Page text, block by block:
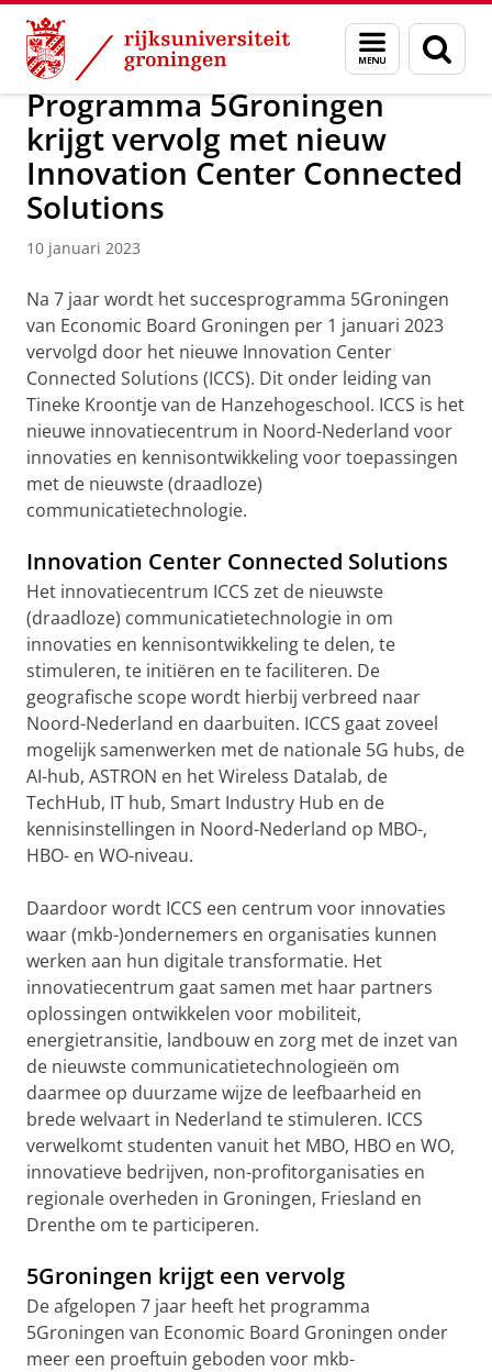
Skip
Content
Skip
Navigation
Menu
en
zoeken
Maatschappij/bedrijven Actueel
Programma 5Groningen
krijgt vervolg met nieuw
Innovation Center Connected
Solutions
10 januari 2023
Na 7 jaar wordt het succesprogramma 5Groningen
van Economic Board Groningen per 1 januari 2023
vervolgd door het nieuwe Innovation Center
Connected Solutions (ICCS). Dit onder leiding van
Tineke Kroontje van de Hanzehogeschool. ICCS is het
nieuwe innovatiecentrum in Noord-Nederland voor
innovaties en kennisontwikkeling voor toepassingen
met de nieuwste (draadloze)
communicatietechnologie.
Innovation Center Connected Solutions
Het innovatiecentrum ICCS zet de nieuwste
(draadloze) communicatietechnologie in om
innovaties en kennisontwikkeling te delen, te
stimuleren, te initiëren en te faciliteren. De
geografische scope wordt hierbij verbreed naar
Noord-Nederland en daarbuiten. ICCS gaat zoveel
mogelijk samenwerken met de nationale 5G hubs, de
AI-hub, ASTRON en het Wireless Datalab, de
TechHub, IT hub, Smart Industry Hub en de
kennisinstellingen in Noord-Nederland op MBO-,
HBO- en WO-niveau.
Daardoor wordt ICCS een centrum voor innovaties
waar (mkb-)ondernemers en organisaties kunnen
werken aan hun digitale transformatie. Het
innovatiecentrum gaat samen met haar partners
oplossingen ontwikkelen voor mobiliteit,
energietransitie, landbouw en zorg met de inzet van
de nieuwste communicatietechnologieën om
daarmee op duurzame wijze de leefbaarheid en
brede welvaart in Nederland te stimuleren. ICCS
verwelkomt studenten vanuit het MBO, HBO en WO,
innovatieve bedrijven, non-profitorganisaties en
regionale overheden in Groningen, Friesland en
Drenthe om te participeren.
5Groningen krijgt een vervolg
De afgelopen 7 jaar heeft het programma
5Groningen van Economic Board Groningen onder
meer een proeftuin geboden voor mkb-